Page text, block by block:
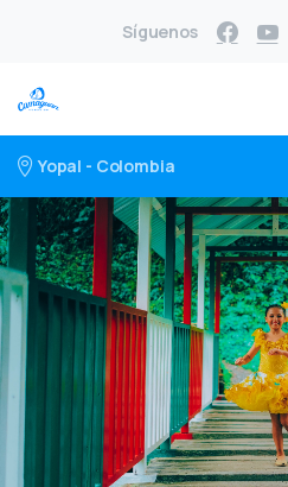
Síguenos
Yopal - Colombia